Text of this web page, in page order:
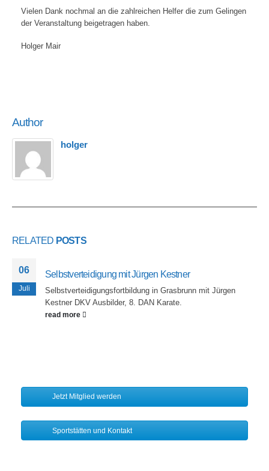
Vielen Dank nochmal an die zahlreichen Helfer die zum Gelingen
der Veranstaltung beigetragen haben.
Holger Mair
Author
holger
RELATED POSTS
06
Juli
Selbstverteidigung mit Jürgen Kestner
Selbstverteidigungsfortbildung in Grasbrunn mit Jürgen
Kestner DKV Ausbilder, 8. DAN Karate.
read more
Jetzt Mitglied werden
Sportstätten und Kontakt